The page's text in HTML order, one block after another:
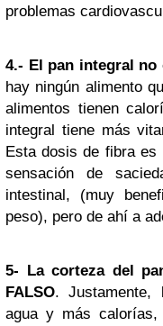
problemas
4.- El pan integral no
hay ningún alimento
alimentos tienen
integral tiene más
Esta dosis de fibra es
sensación de
intestinal, (muy
peso), pero de ahí a
5- La corteza del
FALSO. Justamente,
agua y más calorías,